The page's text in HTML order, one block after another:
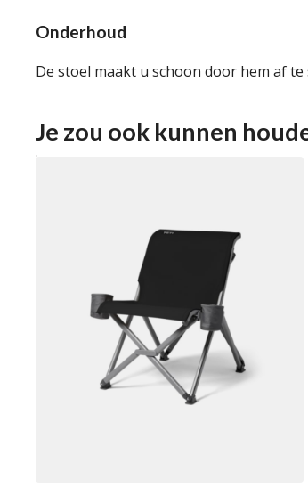
Onderhoud
De stoel maakt u schoon door hem af
Je zou ook kunnen